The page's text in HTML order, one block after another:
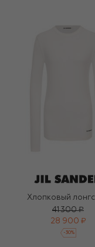
Хлопковый
41 300 ₽
28 900 ₽
-30%